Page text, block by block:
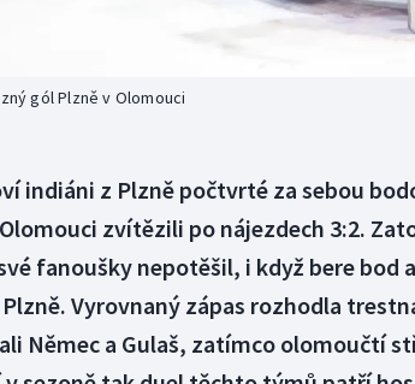
gól Plzně v Olomouci
indiáni z Plzně počtvrté za sebou
zvítězili po nájezdech 3:2.
fanoušky nepotěšil, i když bere bod
Vyrovnaný zápas rozhodla
Němec a Gulaš, zatímco olomoučtí